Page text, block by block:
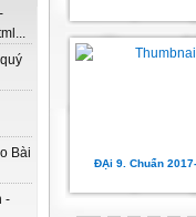
Bài
-
ĐẠi 9. Chuẩn